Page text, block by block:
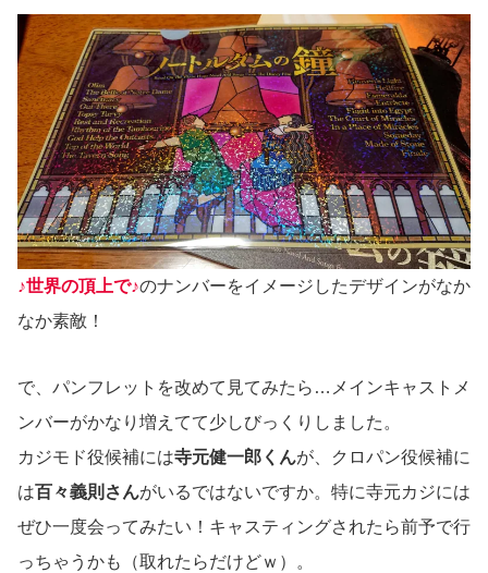
♪世界の頂上で♪のナンバーをイメージしたデザインがなか
なか素敵！
で、パンフレットを改めて見てみたら…メインキャストメ
ンバーがかなり増えてて少しびっくりしました。
カジモド役候補には寺元健一郎くんが、クロパン役候補に
は百々義則さんがいるではないですか。特に寺元カジには
ぜひ一度会ってみたい！キャスティングされたら前予で行
っちゃうかも（取れたらだけどｗ）。